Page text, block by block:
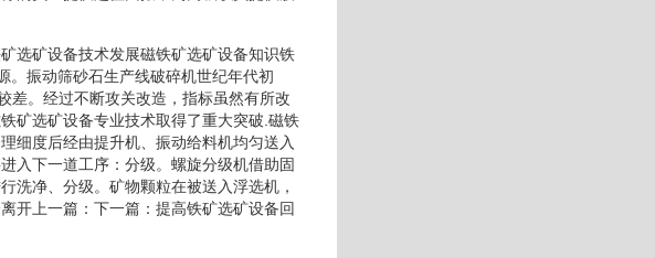
选矿设备技术发展磁铁矿选矿设备知识铁
。振动筛砂石生产线破碎机世纪年代初
差。经过不断攻关改造，指标虽然有所改
矿选矿设备专业技术取得了重大突破.磁铁
细度后经由提升机、振动给料机均匀送入
入下一道工序：分级。螺旋分级机借助固
洗净、分级。矿物颗粒在被送入浮选机，
开上一篇：下一篇：提高铁矿选矿设备回